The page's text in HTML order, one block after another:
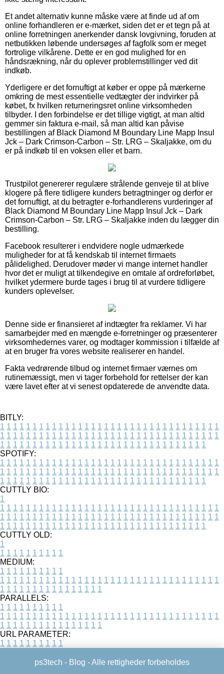
Et andet alternativ kunne måske være at finde ud af om
online forhandleren er e-mærket, siden det er et tegn på at
online forretningen anerkender dansk lovgivning, foruden at
netbutikken løbende undersøges af fagfolk som er meget
fortrolige vilkårene. Dette er en god mulighed for en
håndsrækning, når du oplever problemstillinger ved dit
indkøb.
Yderligere er det fornuftigt at køber er oppe på mærkerne
omkring de mest essentielle vedtægter der indvirker på
købet, fx hvilken returneringsret online virksomheden
tilbyder. I den forbindelse er det tillige vigtigt, at man altid
gemmer sin faktura e-mail, så man altid kan påvise
bestillingen af Black Diamond M Boundary Line Mapp Insul
Jck – Dark Crimson-Carbon – Str. LRG – Skaljakke, om du
er på indkøb til en voksen eller et barn.
Trustpilot genererer regulære strålende genveje til at blive
klogere på flere tidligere kunders betragtninger og derfor er
det fornuftigt, at du betragter e-forhandlerens vurderinger af
Black Diamond M Boundary Line Mapp Insul Jck – Dark
Crimson-Carbon – Str. LRG – Skaljakke inden du lægger din
bestilling.
Facebook resulterer i endvidere nogle udmærkede
muligheder for at få kendskab til internet firmaets
pålidelighed. Derudover møder vi mange internet handler
hvor det er muligt at tilkendegive en omtale af ordreforløbet,
hvilket ydermere burde tages i brug til at vurdere tidligere
kunders oplevelser.
Denne side er finansieret af indtægter fra reklamer. Vi har
samarbejder med en mængde e-forretninger og præsenterer
virksomhedernes varer, og modtager kommission i tilfælde af
at en bruger fra vores website realiserer en handel.
Fakta vedrørende tilbud og internet firmaer værnes om
rutinemæssigt, men vi tager forbehold for rettelser der kan
være lavet efter at vi senest opdaterede de anvendte data.
BITLY:
1 1 1 1 1 1 1 1 1 1 1 1 1 1 1 1 1 1 1 1 1 1 1 1 1 1 1 1 1 1 1 1 1 1
1 1 1 1 1 1 1 1 1 1 1 1 1 1 1 1 1 1 1 1 1 1 1 1 1 1 1 1 1 1 1 1 1 1
1 1 1 1 1 1 1 1 1 1 1 1 1 1 1 1 1 1 1 1 1 1 1 1 1 1 1 1 1 1 1 1
SPOTIFY:
1 1 1 1 1 1 1 1 1 1 1 1 1 1 1 1 1 1 1 1 1 1 1 1 1 1 1 1 1 1 1 1 1 1
1 1 1 1 1 1 1 1 1 1 1 1 1 1 1 1 1 1 1 1 1 1 1 1 1 1 1 1 1 1 1 1 1 1
1 1 1 1 1 1 1 1 1 1 1 1 1 1 1 1 1 1 1 1 1 1 1 1 1 1 1 1 1 1 1 1
CUTTLY BIO:
1
1 1 1 1 1 1 1 1 1 1 1 1 1 1 1 1 1 1 1 1 1 1 1 1 1 1 1 1 1 1 1 1 1 1
1 1 1 1 1 1 1 1 1 1 1 1 1 1 1 1 1 1 1 1 1 1 1 1 1 1 1 1 1 1 1 1 1 1
1 1 1 1 1 1 1 1 1 1 1 1 1 1 1 1 1 1 1 1 1 1 1 1 1 1 1 1 1 1 1 1
CUTTLY OLD:
1
1 1 1 1 1 1 1 1 1 1
MEDIUM:
1 1 1 1 1 1 1 1 1 1
1 1 1 1 1 1 1 1 1 1 1 1 1 1 1 1 1 1 1 1 1 1 1 1 1 1 1 1 1 1 1 1 1 1
1 1 1 1 1 1 1 1 1 1 1 1 1 1 1 1
PARALLELS:
1 1 1 1 1 1 1 1 1 1
1 1 1 1 1 1 1 1 1 1 1 1 1 1 1 1 1 1 1 1 1 1 1 1 1 1 1 1 1 1 1 1 1 1
1 1 1 1 1 1 1 1 1 1 1 1 1 1 1 1
URL PARAMETER:
1 1 1 1 1 1 1 1 1 1
ps3tech - Blog - Alle rettigheder forbeholdes